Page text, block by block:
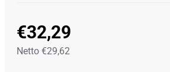
€32,29
Netto €29,62